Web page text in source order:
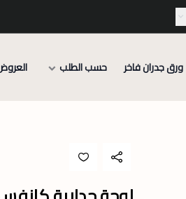
ورق جدران فاخر حسب الطلب